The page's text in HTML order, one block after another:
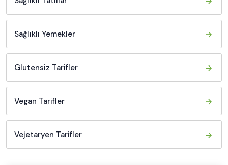
Sağlıklı Yemekler
Glutensiz Tarifler
Vegan Tarifler
Vejetaryen Tarifler